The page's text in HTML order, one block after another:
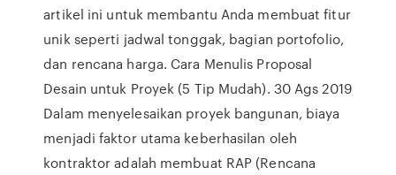
artikel ini untuk membantu Anda membuat fitur
unik seperti jadwal tonggak, bagian portofolio,
dan rencana harga. Cara Menulis Proposal
Desain untuk Proyek (5 Tip Mudah). 30 Ags 2019
Dalam menyelesaikan proyek bangunan, biaya
menjadi faktor utama keberhasilan oleh
kontraktor adalah membuat RAP (Rencana